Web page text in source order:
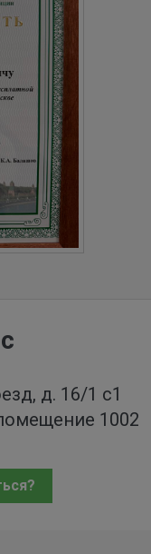
д. 16/1 с1
1002